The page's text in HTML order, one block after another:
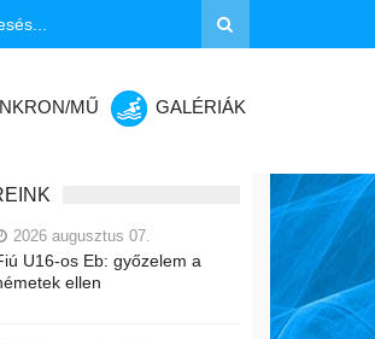
MŰ GALÉRIÁK
2026 augusztus 07.
U16-os Eb: győzelem a
ellen